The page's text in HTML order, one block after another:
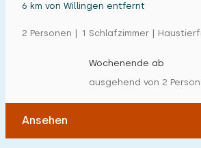
Ferienwohnung
Tiny house
Kindermöbel
6 km von Willingen entfernt
2 Personen | 1 Schlafzimmer |
Wochenende ab
ausgehend von 2
Ansehen